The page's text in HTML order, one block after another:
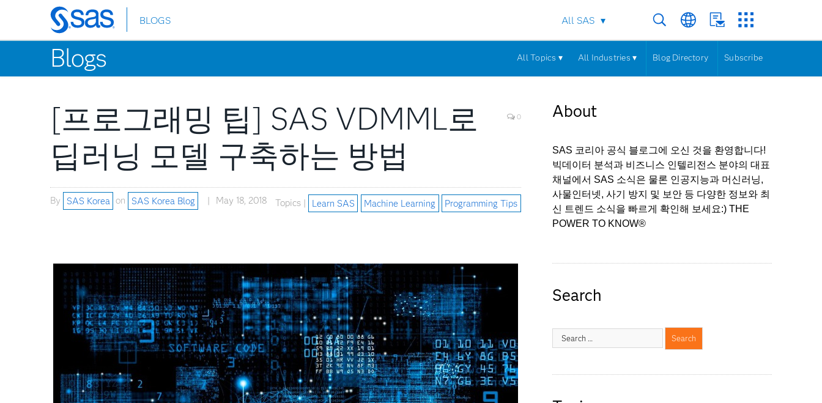
Skip
to
main
content
BLOGS All SAS
Blogs All Topics ▾ All Industries ▾ Blog Directory Subscribe
[프로그래밍 팁] SAS VDMML로
딥러닝 모델 구축하는 방법
0
By SAS Korea on SAS Korea Blog May 18, 2018 Topics | Learn SAS Machine Learning Programming Tips
About
SAS 코리아 공식 블로그에 오신 것을 환영합니다!
빅데이터 분석과 비즈니스 인텔리전스 분야의 대표
채널에서 SAS 소식은 물론 인공지능과 머신러닝,
사물인터넷, 사기 방지 및 보안 등 다양한 정보와 최
신 트렌드 소식을 빠르게 확인해 보세요:) THE
POWER TO KNOW®
Search